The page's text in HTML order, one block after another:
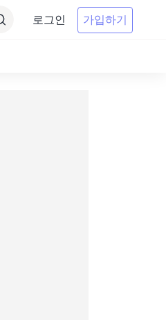
로그인 가입하기